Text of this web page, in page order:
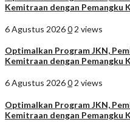
Kemitraan dengan Pemangku
6 Agustus 20260 2 views
Optimalkan Program JKN,
Kemitraan dengan Pemangku
6 Agustus 20260 2 views
Optimalkan Program JKN,
Kemitraan dengan Pemangku